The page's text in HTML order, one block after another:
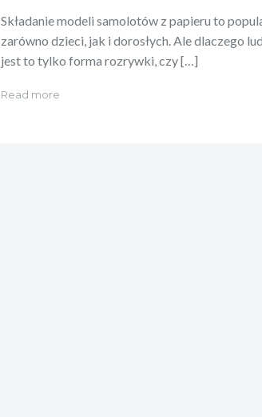
Składanie modeli samolotów z papieru to
zarówno dzieci, jak i dorosłych. Ale dlaczego
jest to tylko forma rozrywki, czy […]
Read more